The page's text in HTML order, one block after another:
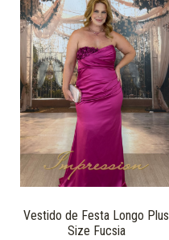
Vestido de Festa Longo Plus
Size Fucsia